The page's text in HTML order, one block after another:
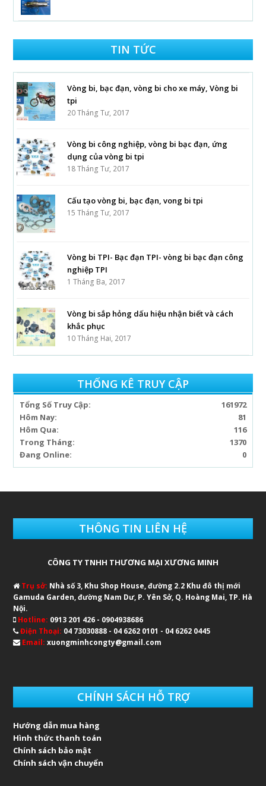
TIN TỨC
Vòng bi, bạc đạn, vòng bi cho xe máy, Vòng bi
tpi
20 Tháng Tư, 2017
Vòng bi công nghiệp, vòng bi bạc đạn, ứng
dụng của vòng bi tpi
18 Tháng Tư, 2017
Cấu tạo vòng bi, bạc đạn, vong bi tpi
15 Tháng Tư, 2017
Vòng bi TPI- Bạc đạn TPI- vòng bi bạc đạn công
nghiệp TPI
1 Tháng Ba, 2017
Vòng bi sắp hỏng dấu hiệu nhận biết và cách
khắc phục
10 Tháng Hai, 2017
THỐNG KÊ TRUY CẬP
161972
Tổng Số Truy Cập:
81
Hôm Nay:
116
Hôm Qua:
1370
Trong Tháng:
0
Đang Online:
THÔNG TIN LIÊN HỆ
CÔNG TY TNHH THƯƠNG MẠI XƯƠNG MINH
Trụ sở: Nhà số 3, Khu Shop House, đường 2.2 Khu đô thị mới
Gamuda Garden, đường Nam Dư, P. Yên Sở, Q. Hoàng Mai, TP. Hà
Nội.
Hotline: 0913 201 426 - 0904938686
Điện Thoại: 04 73030888 - 04 6262 0101 - 04 6262 0445
Email: xuongminhcongty@gmail.com
CHÍNH SÁCH HỖ TRỢ
Hướng dẫn mua hàng
Hình thức thanh toán
Chính sách bảo mật
Chính sách vận chuyển